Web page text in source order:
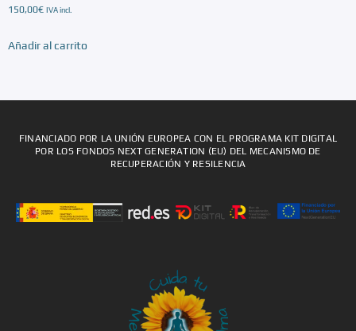
150,00€ IVA incl.
Añadir al carrito
FINANCIADO POR LA UNIÓN EUROPEA CON EL PROGRAMA KIT DIGITAL
POR LOS FONDOS NEXT GENERATION (EU) DEL MECANISMO DE
RECUPERACIÓN Y RESILENCIA